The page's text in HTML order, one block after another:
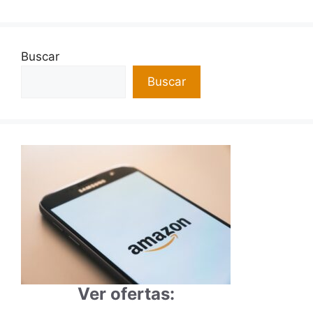
Buscar
Buscar
Ver ofertas: